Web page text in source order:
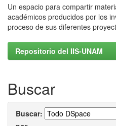
Un espacio para compartir
académicos producidos por los
proceso de sus diferentes
Repositorio del IIS-UNAM
Buscar
Buscar: